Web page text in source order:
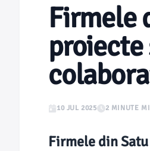
Firmele
10 JUL 2025 2 MINUTE
Firmele din